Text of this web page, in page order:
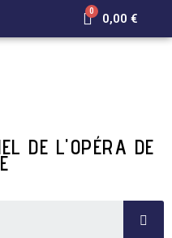
0,00 €
DE L'OPÉRA DE